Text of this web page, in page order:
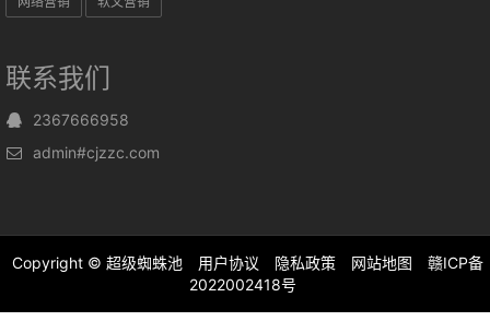
联系我们
2367666958
admin#cjzzc.com
Copyright © 超级蜘蛛池 用户协议 隐私政策 网站地图
赣ICP备
2022002418号